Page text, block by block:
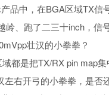
品中，在BGA区域TX信
岭、跑了二三十inch，信
壮汉的小拳拳？
都是把TX/RX pin map
左右开弓的小拳拳，是否